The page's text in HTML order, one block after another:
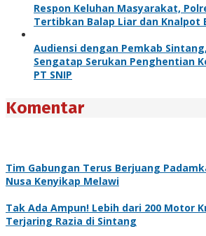
Respon Keluhan Masyarakat,
Tertibkan Balap Liar dan Knalpot
Audiensi dengan Pemkab
Sengatap Serukan Penghentian
PT SNIP
Komentar
Tim Gabungan Terus Berjuang
Nusa Kenyikap Melawi
Tak Ada Ampun! Lebih dari 200 Motor
Terjaring Razia di Sintang